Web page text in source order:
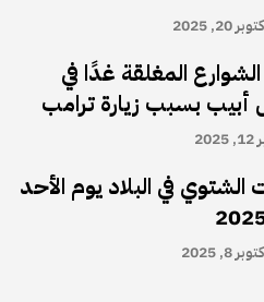
20, 2025
المغلقة غدًا في
بسبب زيارة ترامب
الشتوي في البلاد يوم الأحد
8, 2025